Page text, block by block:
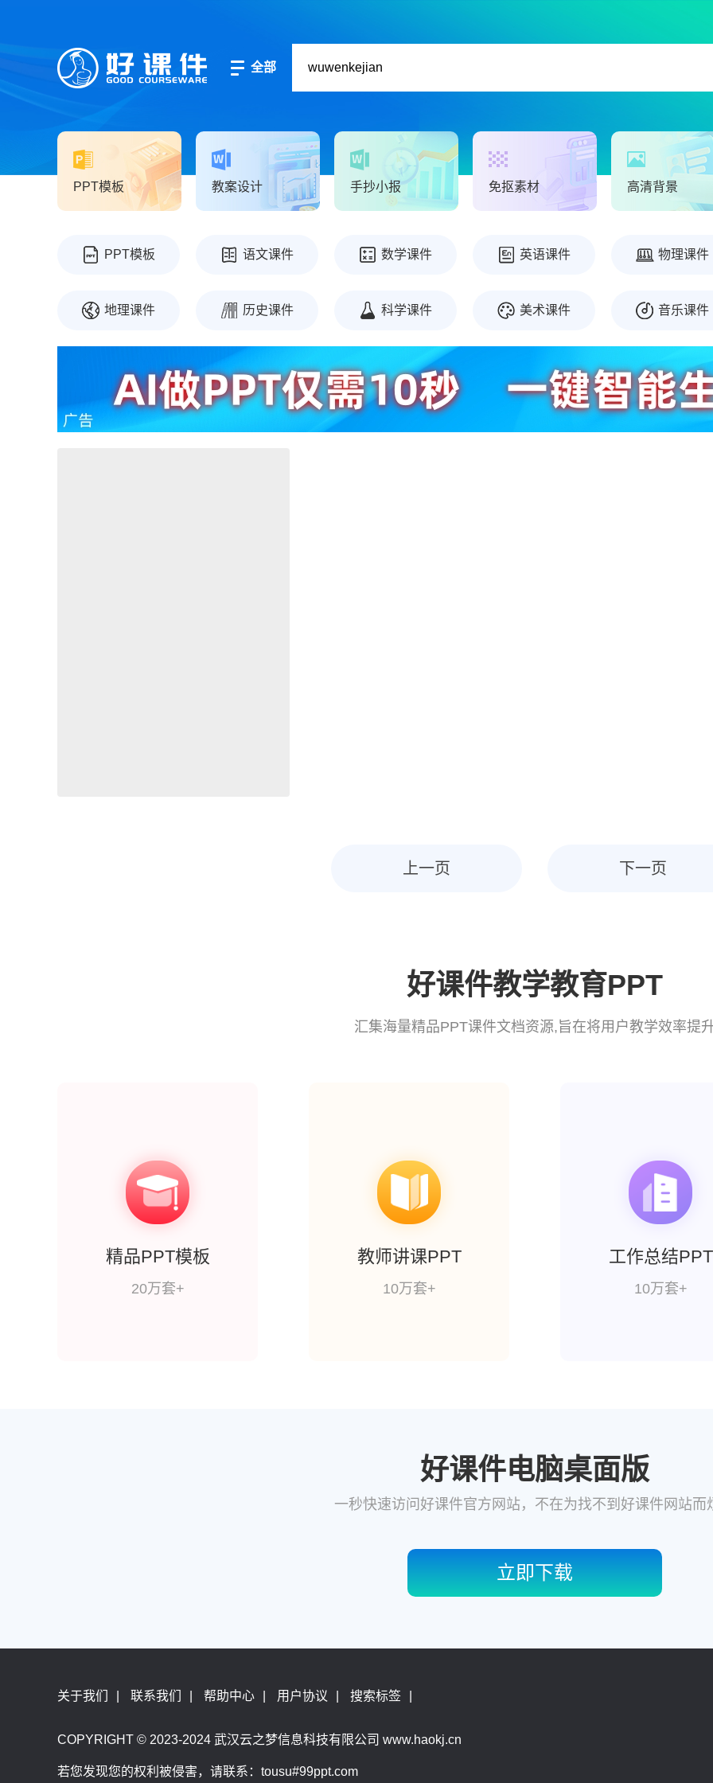
全部
PPT模板 教案设计 手抄小报 免抠素材 高清背景
PPT模板 语文课件 数学课件 英语课件 物理课件
地理课件 历史课件 科学课件 美术课件 音乐课件
上一页 下一页
好课件教学教育PPT
汇集海量精品PPT课件文档资源,旨在将用户教学效率提
精品PPT模板
20万套+
教师讲课PPT
10万套+
工作总结PPT
10万套+
好课件电脑桌面版
一秒快速访问好课件官方网站，不在为找不到好课件网站而
立即下载
关于我们 联系我们 帮助中心 用户协议 搜索标签
COPYRIGHT © 2023-2024 武汉云之梦信息科技有限公司 www.haokj.cn
若您发现您的权利被侵害，请联系：tousu#99ppt.com